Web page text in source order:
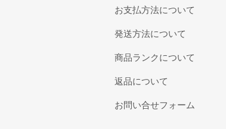
お支払方法について
発送方法について
商品ランクについて
返品について
お問い合せフォーム